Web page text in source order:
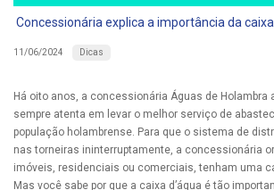
Concessionária explica a importância da
11/06/2024 Dicas
Há oito anos, a concessionária Águas de Holambra
sempre atenta em levar o melhor serviço de
população holambrense. Para que o sistema de
nas torneiras ininterruptamente, a concessionária
imóveis, residenciais ou comerciais, tenham uma
Mas você sabe por que a caixa d’água é tão